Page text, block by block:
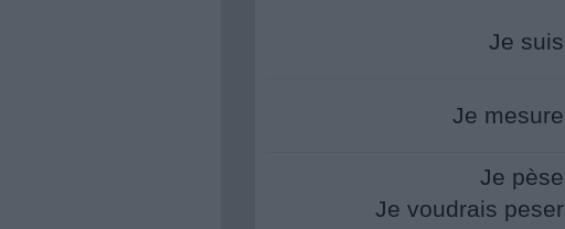
Je suis
Je mesure
Je pèse
Je voudrais peser